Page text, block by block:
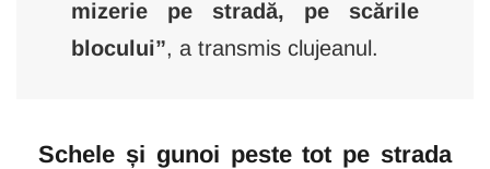
mizerie pe stradă, pe scările
blocului”, a transmis clujeanul.
Schele și gunoi peste tot pe strada